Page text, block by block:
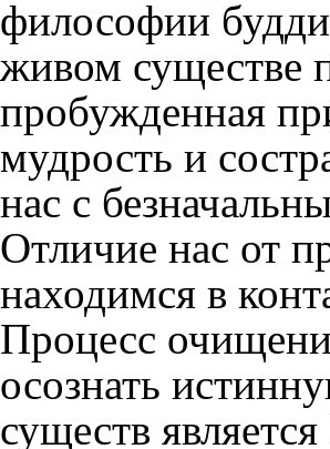
философии
живом существе
пробужденная
мудрость и
нас с
Отличие нас от
находимся в
Процесс
осознать
существ